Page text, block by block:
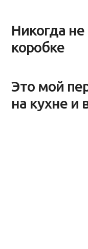
Никогда
коробке
Это мой
на кухне и